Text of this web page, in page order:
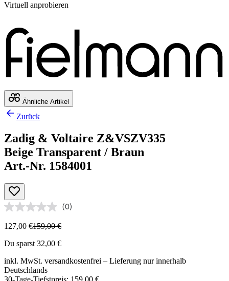
Virtuell anprobieren
Ähnliche Artikel
Zurück
Zadig & Voltaire Z&VSZV335
Beige Transparent / Braun
Art.-Nr. 1584001
(0)
127,00 €159,00 €
Du sparst 32,00 €
inkl. MwSt. versandkostenfrei – Lieferung nur innerhalb
Deutschlands
30-Tage-Tiefstpreis: 159,00 €